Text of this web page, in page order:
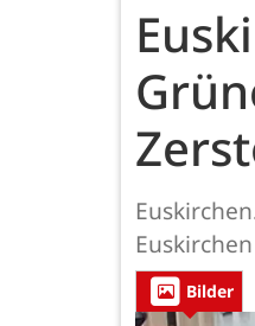
Bilder